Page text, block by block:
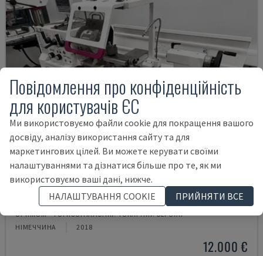
TH 4610
OPTIMUM - ГОРИЗОНТАЛЬНИЙ ТОКАРНИЙ ВЕРСТАТ
НІМЕЧЧИНА 2018
12.000 €
Повідомлення про конфіденційність
для користувачів ЄС
Ми використовуємо файли cookie для покращення вашого
досвіду, аналізу використання сайту та для
маркетингових цілей. Ви можете керувати своїми
налаштуваннями та дізнатися більше про те, як ми
використовуємо ваші дані, нижче.
НАЛАШТУВАННЯ COOKIE
ПРИЙНЯТИ ВСЕ